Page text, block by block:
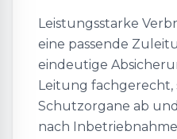
Leistungsstarke
eine passende
eindeutige
Leitung fachgerecht,
Schutzorgane ab
nach